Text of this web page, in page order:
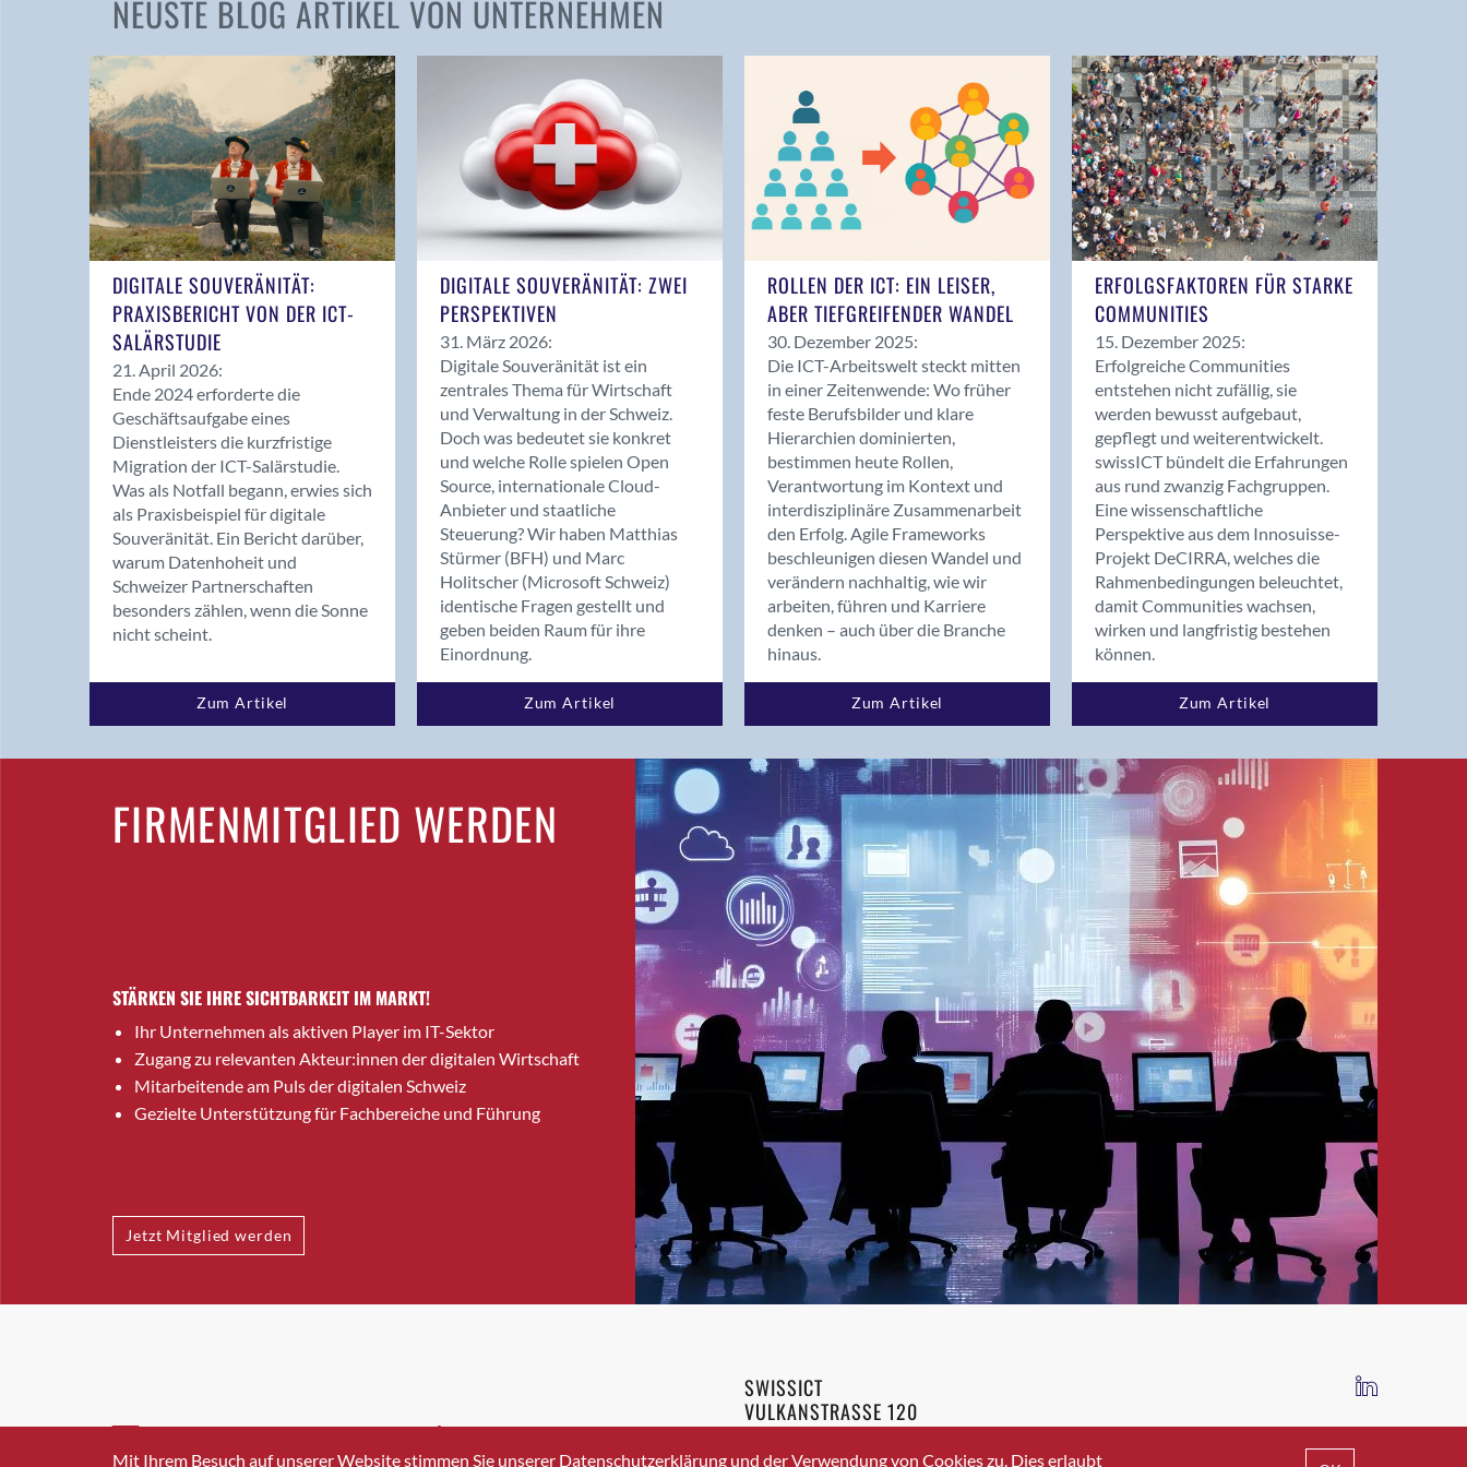
Andelfingen
Balsthal
Balzers
Bassersdorf
Benken (SG)
Bergdietikon
Bern - Liebefeld
Bolligen
Bonaduz
Bonstetten
Bottighofen
Bremgarten bei Bern
Brig-Glis
Bronschhofen
Brugg AG
Brütten
Bubendorf
Buchs (SG)
Bäretswil
Bülach
Cazis
Cham
Davos Platz
Davos Platz 1
NEUSTE BLOG ARTIKEL VON UNTERNEHMEN
DIGITALE SOUVERÄNITÄT:
PRAXISBERICHT VON DER ICT-
SALÄRSTUDIE
21. April 2026:
Ende 2024 erforderte die
Geschäftsaufgabe eines
Dienstleisters die kurzfristige
Migration der ICT-Salärstudie.
Was als Notfall begann, erwies sich
als Praxisbeispiel für digitale
Souveränität. Ein Bericht darüber,
warum Datenhoheit und
Schweizer Partnerschaften
besonders zählen, wenn die Sonne
nicht scheint.
Zum Artikel
DIGITALE SOUVERÄNITÄT: ZWEI
PERSPEKTIVEN
31. März 2026:
Digitale Souveränität ist ein
zentrales Thema für Wirtschaft
und Verwaltung in der Schweiz.
Doch was bedeutet sie konkret
und welche Rolle spielen Open
Source, internationale Cloud-
Anbieter und staatliche
Steuerung? Wir haben Matthias
Stürmer (BFH) und Marc
Holitscher (Microsoft Schweiz)
identische Fragen gestellt und
geben beiden Raum für ihre
Einordnung.
Zum Artikel
ROLLEN DER ICT: EIN LEISER,
ABER TIEFGREIFENDER WANDEL
30. Dezember 2025:
Die ICT-Arbeitswelt steckt mitten
in einer Zeitenwende: Wo früher
feste Berufsbilder und klare
Hierarchien dominierten,
bestimmen heute Rollen,
Verantwortung im Kontext und
interdisziplinäre Zusammenarbeit
den Erfolg. Agile Frameworks
beschleunigen diesen Wandel und
verändern nachhaltig, wie wir
arbeiten, führen und Karriere
denken – auch über die Branche
hinaus.
Zum Artikel
ERFOLGSFAKTOREN FÜR STARKE
COMMUNITIES
15. Dezember 2025:
Erfolgreiche Communities
entstehen nicht zufällig, sie
werden bewusst aufgebaut,
gepflegt und weiterentwickelt.
swissICT bündelt die Erfahrungen
aus rund zwanzig Fachgruppen.
Eine wissenschaftliche
Perspektive aus dem Innosuisse-
Projekt DeCIRRA, welches die
Rahmenbedingungen beleuchtet,
damit Communities wachsen,
wirken und langfristig bestehen
können.
Zum Artikel
FIRMENMITGLIED WERDEN
STÄRKEN SIE IHRE SICHTBARKEIT IM MARKT!
Ihr Unternehmen als aktiven Player im IT-Sektor
Zugang zu relevanten Akteur:innen der digitalen Wirtschaft
Mitarbeitende am Puls der digitalen Schweiz
Gezielte Unterstützung für Fachbereiche und Führung
Jetzt Mitglied werden
INFO@SWISSICT.CH +41 43 336 40 20
SWISSICT
VULKANSTRASSE 120
8048 ZURICH
IMPRESSUM DATENSCHUTZ AGB
Mit Ihrem Besuch auf unserer Website stimmen Sie unserer Datenschutzerklärung und der Verwendung von Cookies zu. Dies erlaubt